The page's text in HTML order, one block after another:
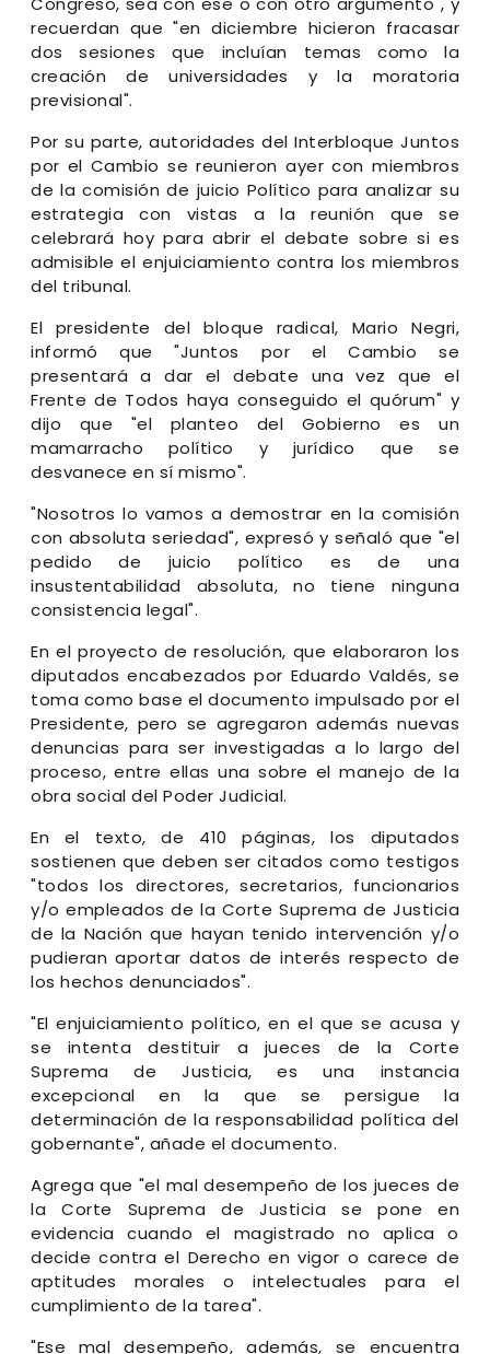
recuerdan que "en diciembre hicieron fracasar
dos sesiones que incluían temas como la
creación de universidades y la moratoria
previsional".
Por su parte, autoridades del Interbloque Juntos
por el Cambio se reunieron ayer con miembros
de la comisión de juicio Político para analizar su
estrategia con vistas a la reunión que se
celebrará hoy para abrir el debate sobre si es
admisible el enjuiciamiento contra los miembros
del tribunal.
El presidente del bloque radical, Mario Negri,
informó que "Juntos por el Cambio se
presentará a dar el debate una vez que el
Frente de Todos haya conseguido el quórum" y
dijo que "el planteo del Gobierno es un
mamarracho político y jurídico que se
desvanece en sí mismo".
"Nosotros lo vamos a demostrar en la comisión
con absoluta seriedad", expresó y señaló que "el
pedido de juicio político es de una
insustentabilidad absoluta, no tiene ninguna
consistencia legal".
En el proyecto de resolución, que elaboraron los
diputados encabezados por Eduardo Valdés, se
toma como base el documento impulsado por el
Presidente, pero se agregaron además nuevas
denuncias para ser investigadas a lo largo del
proceso, entre ellas una sobre el manejo de la
obra social del Poder Judicial.
En el texto, de 410 páginas, los diputados
sostienen que deben ser citados como testigos
"todos los directores, secretarios, funcionarios
y/o empleados de la Corte Suprema de Justicia
de la Nación que hayan tenido intervención y/o
pudieran aportar datos de interés respecto de
los hechos denunciados".
"El enjuiciamiento político, en el que se acusa y
se intenta destituir a jueces de la Corte
Suprema de Justicia, es una instancia
excepcional en la que se persigue la
determinación de la responsabilidad política del
gobernante", añade el documento.
Agrega que "el mal desempeño de los jueces de
la Corte Suprema de Justicia se pone en
evidencia cuando el magistrado no aplica o
decide contra el Derecho en vigor o carece de
aptitudes morales o intelectuales para el
cumplimiento de la tarea".
"Ese mal desempeño, además, se encuentra